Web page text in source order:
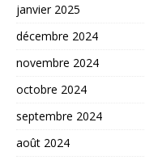
janvier 2025
décembre 2024
novembre 2024
octobre 2024
septembre 2024
août 2024